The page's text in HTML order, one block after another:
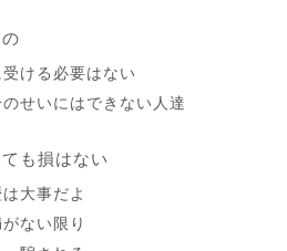
ける必要はない
せいにはできない人達
も損はない
大事だよ
ない限り